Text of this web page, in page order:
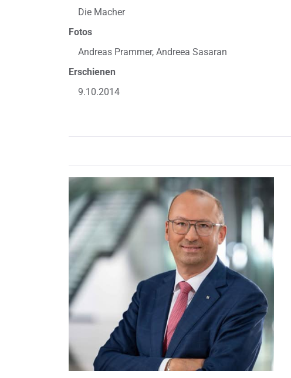
Die Macher
Fotos
Andreas Prammer, Andreea Sasaran
Erschienen
9.10.2014